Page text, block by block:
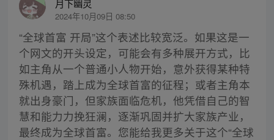
月下幽灵
2024年10月09日 08:50
“全球首富 开局”这个表述比较宽泛。如果这是一
个网文的开头设定，可能会有多种展开方式，比
如主角从一个普通小人物开始，意外获得某种特
殊机遇，踏上成为全球首富的征程；或者主角本
就出身豪门，但家族面临危机，他凭借自己的智
慧和能力力挽狂澜，逐渐巩固并扩大家族产业，
最终成为全球首富。您能给我更多关于这个“全球